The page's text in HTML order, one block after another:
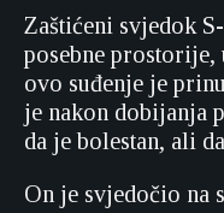
Zaštićeni svjedok
posebne
ovo suđenje je
je nakon dobijanja
da je bolestan, ali
On je svjedočio na